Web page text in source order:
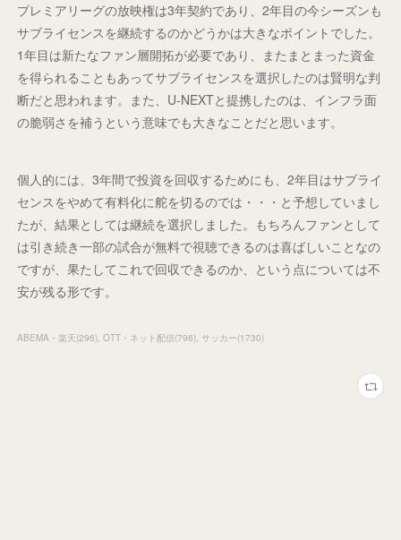
プレミアリーグの放映権は3年契約であり、2年目の今シーズンも
サブライセンスを継続するのかどうかは大きなポイントでした。
1年目は新たなファン層開拓が必要であり、またまとまった資金
を得られることもあってサブライセンスを選択したのは賢明な判
断だと思われます。また、U-NEXTと提携したのは、インフラ面
の脆弱さを補うという意味でも大きなことだと思います。
個人的には、3年間で投資を回収するためにも、2年目はサブライ
センスをやめて有料化に舵を切るのでは・・・と予想していまし
たが、結果としては継続を選択しました。もちろんファンとして
は引き続き一部の試合が無料で視聴できるのは喜ばしいことなの
ですが、果たしてこれで回収できるのか、という点については不
安が残る形です。
ABEMA・楽天(296) OTT・ネット配信(796) サッカー(1730)